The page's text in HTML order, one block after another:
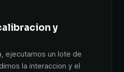
y
ejecutamos un lote de
la interaccion y el